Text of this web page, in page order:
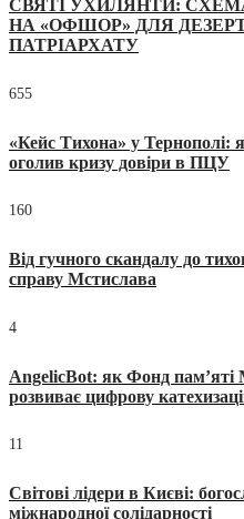
СВЯТІ УХИЛЯНТИ:
НА «ОФШОР» ДЛЯ
ПАТРІАРХАТУ
655
«Кейс Тихона» у Тернополі:
оголив кризу довіри в ПЦУ
160
Від гучного скандалу до
справу Мстислава
4
AngelicBot: як Фонд
розвиває цифрову
11
Світові лідери в Києві:
міжнародної солідарності